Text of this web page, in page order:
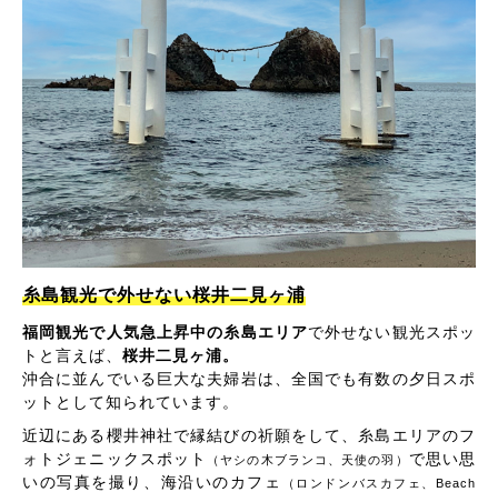
糸島観光で外せない桜井二見ヶ浦
福岡観光で人気急上昇中の糸島エリアで外せない観光スポッ
トと言えば、 桜井二見ヶ浦。
沖合に並んでいる巨大な夫婦岩は、全国でも有数の夕日スポ
ットとして知られています。
近辺にある櫻井神社で縁結びの祈願をして、糸島エリアのフ
ォトジェニックスポット
（ヤシの木ブランコ、天使の羽）
で思い思
いの写真を撮り、海沿いのカフェ
（ロンドンバスカフェ、Beach